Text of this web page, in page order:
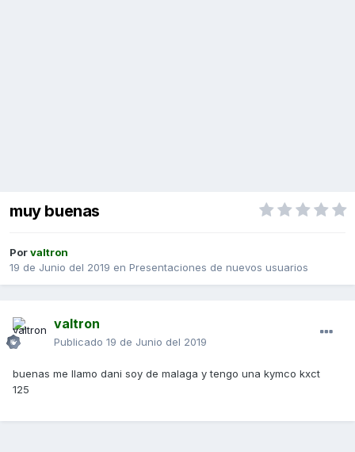
muy buenas
Porvaltron
19 de Junio del 2019 en Presentaciones de nuevos usuarios
valtron
Publicado 19 de Junio del 2019
buenas me llamo dani soy de malaga y tengo una kymco kxct
125